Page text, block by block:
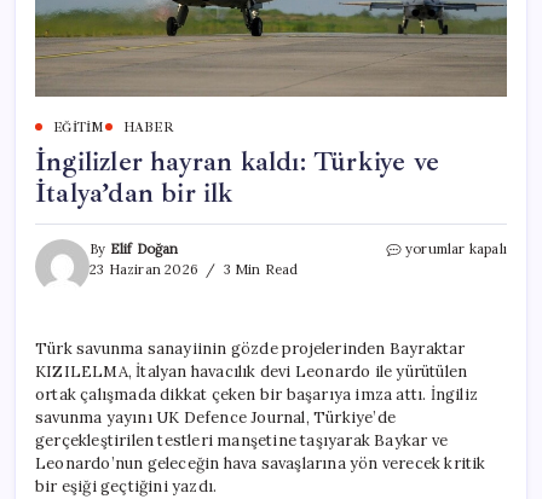
EĞITIM HABER
İngilizler hayran kaldı: Türkiye ve
İtalya’dan bir ilk
By Elif Doğan
23 Haziran 2026
3 Min Read
İngilizler
İtalya’dan
bir
ilk
yorumlar kapalı
Türk savunma sanayiinin gözde projelerinden Bayraktar
KIZILELMA, İtalyan havacılık devi Leonardo ile yürütülen
ortak çalışmada dikkat çeken bir başarıya imza attı. İngiliz
savunma yayını UK Defence Journal, Türkiye’de
gerçekleştirilen testleri manşetine taşıyarak Baykar ve
Leonardo’nun geleceğin hava savaşlarına yön verecek kritik
bir eşiği geçtiğini yazdı.